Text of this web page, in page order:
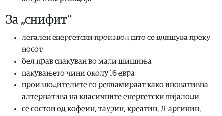
За „снифит“
легален енергетски производ што се вдишува преку
носот
бел прав спакуван во мали шишиња
пакувањето чини околу 16 евра
производителите го рекламираат како иновативна
алтернатива на класичните енергетски пијалоци
се состои од кофеин, таурин, креатин, Л-аргинин,